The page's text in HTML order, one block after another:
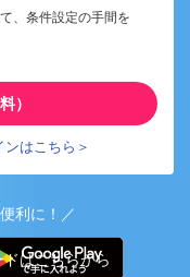
、条件設定の手間を
）
はこちら＞
利に！／
はこちらから